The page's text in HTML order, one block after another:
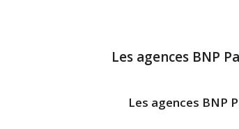
Les agences BNP
Les agences BNP